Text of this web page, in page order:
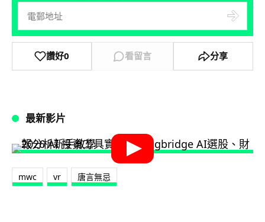
讚好0 看留言 分享
最新影片
mwc vr 唐言無忌